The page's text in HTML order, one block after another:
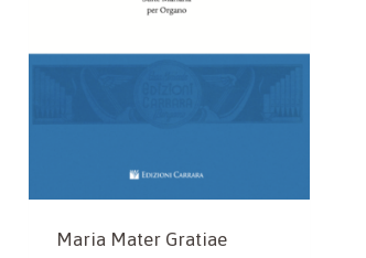
Maria Mater Gratiae